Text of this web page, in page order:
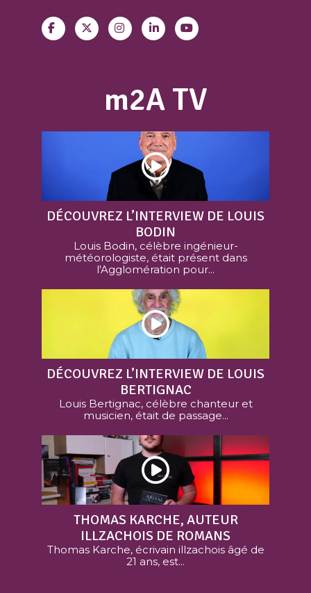
m2A TV
DÉCOUVREZ L’INTERVIEW DE LOUIS
BODIN
Louis Bodin, célèbre ingénieur-
météorologiste, était présent dans
l'Agglomération pour...
DÉCOUVREZ L’INTERVIEW DE LOUIS
BERTIGNAC
Louis Bertignac, célèbre chanteur et
musicien, était de passage...
THOMAS KARCHE, AUTEUR
ILLZACHOIS DE ROMANS
Thomas Karche, écrivain illzachois âgé de
21 ans, est...